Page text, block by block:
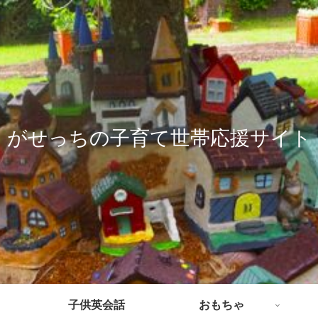
がせっちの子育て世帯応援サイト
子供英会話 おもちゃ